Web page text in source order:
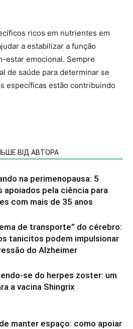
ricos em nutrientes em
a estabilizar a função
estar emocional. Sempre
de saúde para determinar se
específicas estão contribuindo
ВІД АВТОРА
na perimenopausa: 5
apoiados pela ciência para
com mais de 35 anos
de transporte” do cérebro:
tanicitos podem impulsionar
do Alzheimer
se do herpes zoster: um
a vacina Shingrix
manter espaço: como apoiar